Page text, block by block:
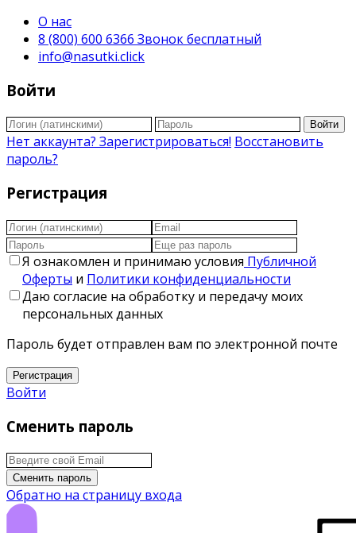
О нас
8 (800) 600 6366 Звонок бесплатный
info@nasutki.click
Войти
Войти
Нет аккаунта? Зарегистрироваться! Восстановить
пароль?
Регистрация
Я ознакомлен и принимаю условия Публичной
Оферты и Политики конфиденциальности
Даю согласие на обработку и передачу моих
персональных данных
Пароль будет отправлен вам по электронной почте
Регистрация
Войти
Сменить пароль
Сменить пароль
Обратно на страницу входа